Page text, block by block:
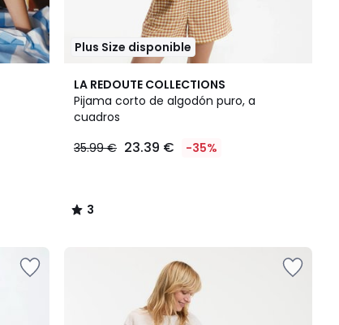
Plus Size disponible
LA REDOUTE COLLECTIONS
Pijama corto de algodón puro, a
cuadros
35.99 € 23.39 € -35%
3
/
5
3
/